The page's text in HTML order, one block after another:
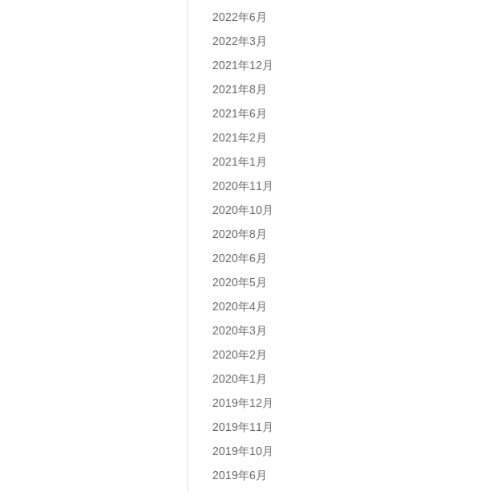
2022年6月
2022年3月
2021年12月
2021年8月
2021年6月
2021年2月
2021年1月
2020年11月
2020年10月
2020年8月
2020年6月
2020年5月
2020年4月
2020年3月
2020年2月
2020年1月
2019年12月
2019年11月
2019年10月
2019年6月